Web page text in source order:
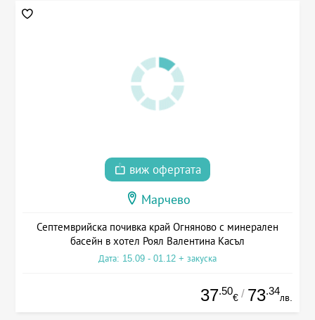
виж офертата
Марчево
Септемврийска почивка край Огняново с минерален
басейн в хотел Роял Валентина Касъл
Дата: 15.09 - 01.12 + закуска
37.50
€ / 73.34
лв.